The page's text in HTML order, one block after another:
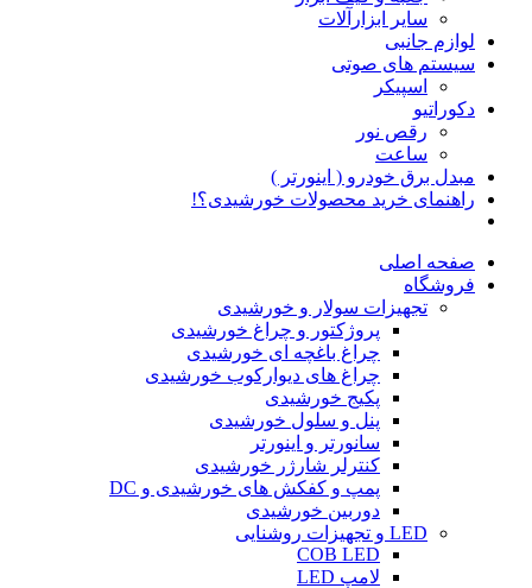
سایر ابزارآلات
لوازم جانبی
سیستم های صوتی
اسپیکر
دکوراتیو
رقص نور
ساعت
مبدل برق خودرو ( اینورتر )
راهنمای خرید محصولات خورشیدی؟!
صفحه اصلی
فروشگاه
تجهیزات سولار و خورشیدی
پروژکتور و چراغ خورشیدی
چراغ باغچه ای خورشیدی
چراغ های دیوارکوب خورشیدی
پکیج خورشیدی
پنل و سلول خورشیدی
سانورتر و اینورتر
کنترلر شارژر خورشیدی
پمپ و کفکش های خورشیدی و DC
دوربین خورشیدی
LED و تجهیزات روشنایی
COB LED
لامپ LED